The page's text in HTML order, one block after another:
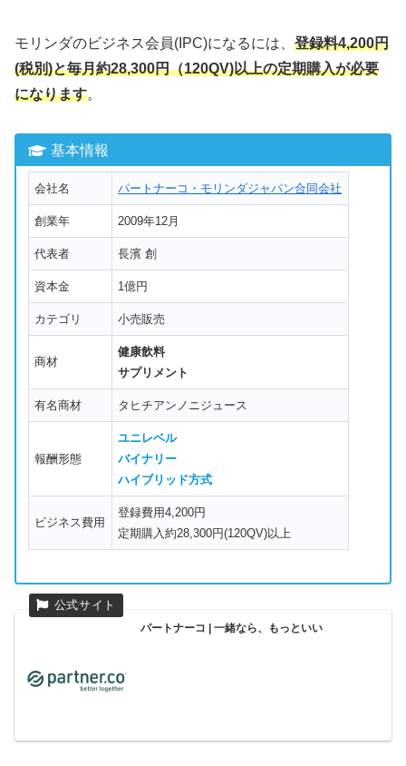
モリンダのビジネス会員(IPC)になるには、 登録料4,200円
(税別)と毎月約28,300円（120QV)以上の定期購入が必要
になります。
基本情報
会社名 パートナーコ・モリンダジャパン合同会社
創業年 2009年12月
代表者 長濱 創
資本金 1億円
カテゴリ 小売販売
商材
健康飲料
サプリメント
有名商材 タヒチアンノニジュース
報酬形態
ユニレベル
バイナリー
ハイブリッド方式
ビジネス費用
登録費用4,200円
定期購入約28,300円(120QV)以上
パートナーコ | 一緒なら、もっといい